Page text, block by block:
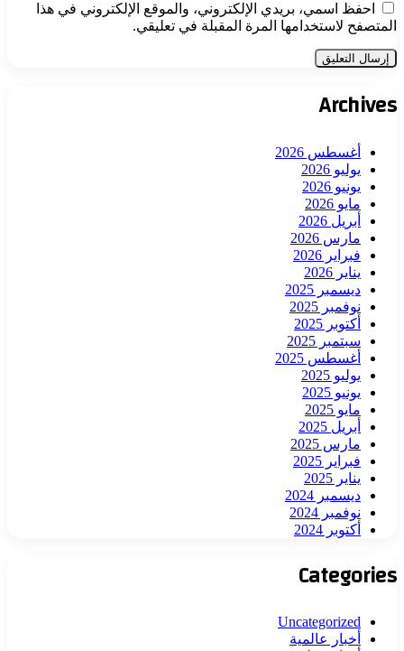
احفظ اسمي، بريدي الإلكتروني، والموقع الإلكتروني في هذا
المتصفح لاستخدامها المرة المقبلة في تعليقي.
Archives
أغسطس 2026
يوليو 2026
يونيو 2026
مايو 2026
أبريل 2026
مارس 2026
فبراير 2026
يناير 2026
ديسمبر 2025
نوفمبر 2025
أكتوبر 2025
سبتمبر 2025
أغسطس 2025
يوليو 2025
يونيو 2025
مايو 2025
أبريل 2025
مارس 2025
فبراير 2025
يناير 2025
ديسمبر 2024
نوفمبر 2024
أكتوبر 2024
Categories
Uncategorized
أخبار عالمية